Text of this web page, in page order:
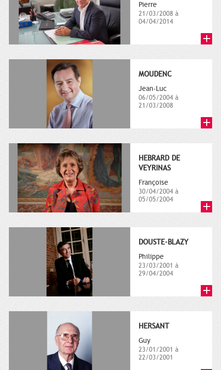
Pierre
21/03/2008 à
04/04/2014
MOUDENC
Jean-Luc
06/05/2004 à
21/03/2008
HEBRARD DE
VEYRINAS
Françoise
30/04/2004 à
05/05/2004
DOUSTE-BLAZY
Philippe
23/03/2001 à
29/04/2004
HERSANT
Guy
23/01/2001 à
22/03/2001